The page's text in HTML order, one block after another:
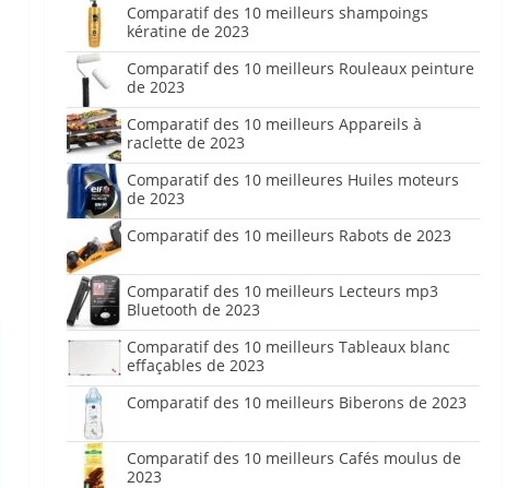
Comparatif des 10 meilleurs shampoings
kératine de 2023
Comparatif des 10 meilleurs Rouleaux peinture
de 2023
Comparatif des 10 meilleurs Appareils à
raclette de 2023
Comparatif des 10 meilleures Huiles moteurs
de 2023
Comparatif des 10 meilleurs Rabots de 2023
Comparatif des 10 meilleurs Lecteurs mp3
Bluetooth de 2023
Comparatif des 10 meilleurs Tableaux blanc
effaçables de 2023
Comparatif des 10 meilleurs Biberons de 2023
Comparatif des 10 meilleurs Cafés moulus de
2023